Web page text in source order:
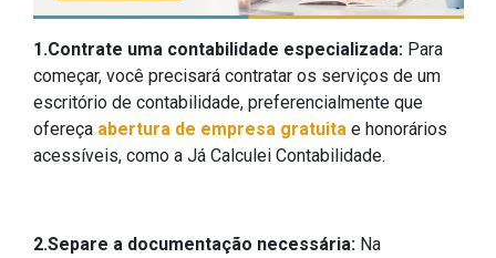
1.Contrate uma contabilidade especializada: Para
começar, você precisará contratar os serviços de um
escritório de contabilidade, preferencialmente que
ofereça abertura de empresa gratuita e honorários
acessíveis, como a Já Calculei Contabilidade.
2.Separe a documentação necessária: Na